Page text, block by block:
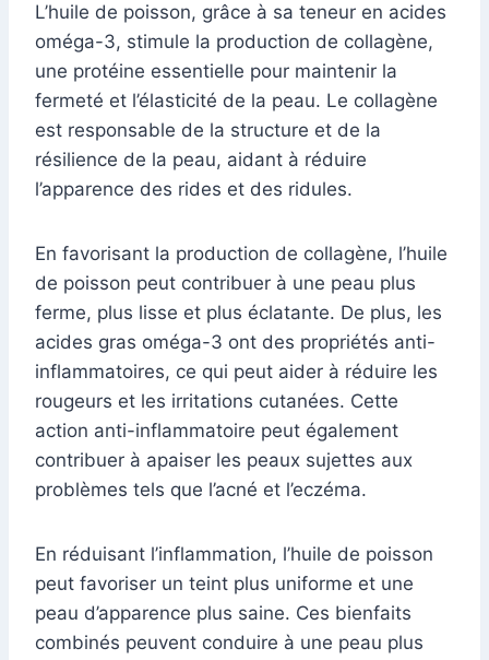
L’huile de poisson, grâce à sa teneur en acides
oméga-3, stimule la production de collagène,
une protéine essentielle pour maintenir la
fermeté et l’élasticité de la peau. Le collagène
est responsable de la structure et de la
résilience de la peau, aidant à réduire
l’apparence des rides et des ridules.
En favorisant la production de collagène, l’huile
de poisson peut contribuer à une peau plus
ferme, plus lisse et plus éclatante. De plus, les
acides gras oméga-3 ont des propriétés anti-
inflammatoires, ce qui peut aider à réduire les
rougeurs et les irritations cutanées. Cette
action anti-inflammatoire peut également
contribuer à apaiser les peaux sujettes aux
problèmes tels que l’acné et l’eczéma.
En réduisant l’inflammation, l’huile de poisson
peut favoriser un teint plus uniforme et une
peau d’apparence plus saine. Ces bienfaits
combinés peuvent conduire à une peau plus